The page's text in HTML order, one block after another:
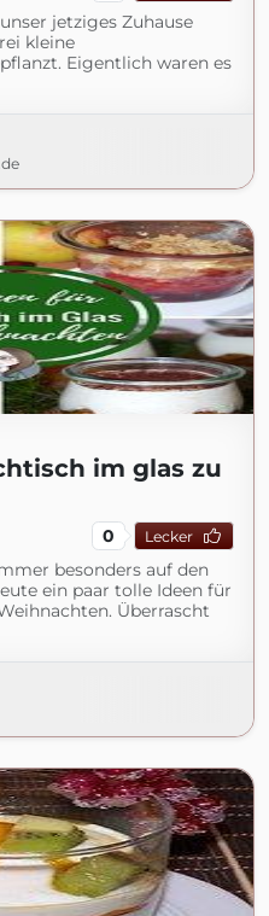
jetziges Zuhause
kleine
Eigentlich waren es
im glas zu
0 Lecker
besonders auf den
ein paar tolle Ideen für
Überrascht